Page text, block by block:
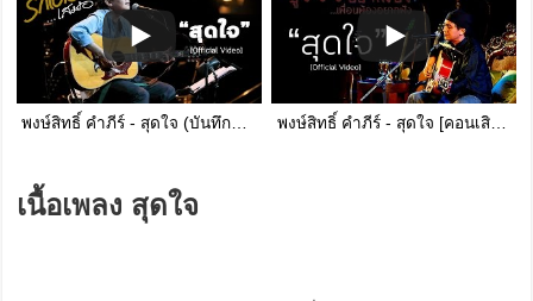
พงษ์สิทธิ์ คำภีร์ - สุดใจ (บันทึกการแสดงสดคอนเสิร์ต รักเดียวเสมอ) [Official Video] พงษ์สิทธิ์ คำภีร์ - สุดใจ [คอนเสิร์ต ปู...อยากร้อง เพื่อนพ้องอยากฟัง]【Official Video】
เนื้อเพลง สุดใจ